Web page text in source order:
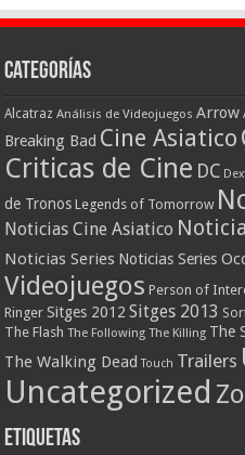
Categorías
Alcatraz Análisis de Videojuegos Arrow
Breaking Bad Cine Asiatico
Criticas de Cine DC
de Tronos Legends of Tomorrow
Noticias Cine Asiatico
Noticias Series Noticias Series
Videojuegos Person of
Ringer Sitges 2012 Sitges 2013
The Flash The Following The Killing The
The Walking Dead Touch Trailers
Uncategorized
Etiquetas